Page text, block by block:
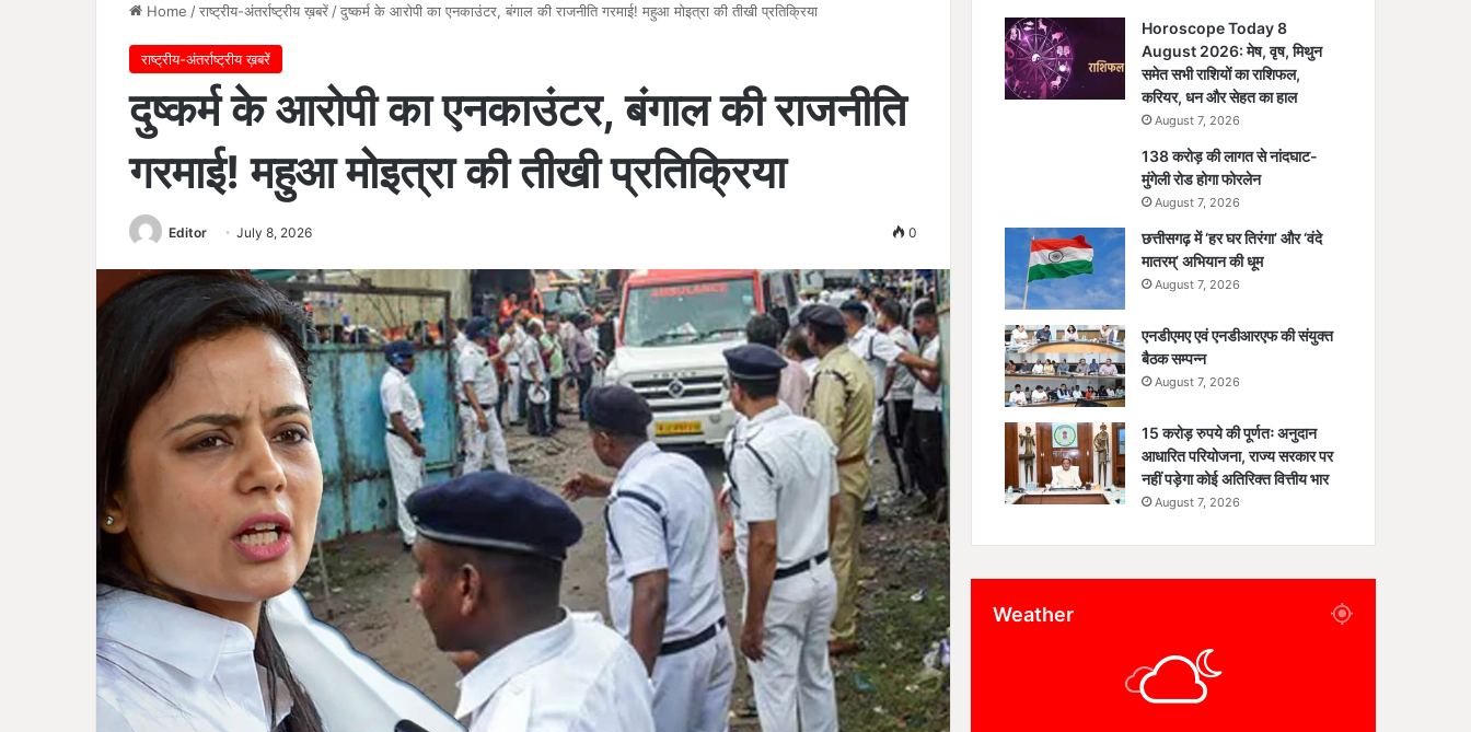
Home /राष्ट्रीय-अंतर्राष्ट्रीय ख़बरें /दुष्कर्म के आरोपी का एनकाउंटर, बंगाल की राजनीति गरमाई! महुआ मोइत्रा की तीखी प्रतिक्रिया
राष्ट्रीय-अंतर्राष्ट्रीय ख़बरें
दुष्कर्म के आरोपी का एनकाउंटर, बंगाल की राजनीति
गरमाई! महुआ मोइत्रा की तीखी प्रतिक्रिया
Editor July 8, 2026 0
Horoscope Today 8
August 2026: मेष, वृष, मिथुन
समेत सभी राशियों का राशिफल,
करियर, धन और सेहत का हाल
August 7, 2026
138 करोड़ की लागत से नांदघाट-
मुंगेली रोड होगा फोरलेन
August 7, 2026
छत्तीसगढ़ में ‘हर घर तिरंगा’ और ‘वंदे
मातरम्’ अभियान की धूम
August 7, 2026
एनडीएमए एवं एनडीआरएफ की संयुक्त
बैठक सम्पन्न
August 7, 2026
15 करोड़ रुपये की पूर्णतः अनुदान
आधारित परियोजना, राज्य सरकार पर
नहीं पड़ेगा कोई अतिरिक्त वित्तीय भार
August 7, 2026
Weather